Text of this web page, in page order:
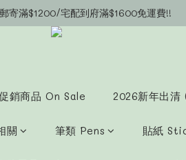
中~立即註冊即可獲得購物金$20!!!
寄滿$1200/宅配到府滿$1600免運費!!
集中~立即註冊即可獲得購物金$20!!!
銷商品 On Sale 2026新年出清
關 筆類 Pens 貼紙